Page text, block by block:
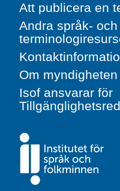
Att publicera en
Andra språk- och
Om
Isof ansvarar för